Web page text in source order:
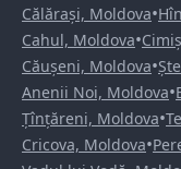
Călărași, Moldova•
Cahul, Moldova•
Căușeni, Moldova•
Anenii Noi, Moldova•
Țînțăreni, Moldova•
Cricova, Moldova•